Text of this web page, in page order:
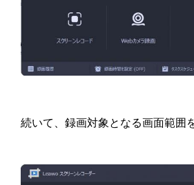
続いて、録画対象となる画面範囲